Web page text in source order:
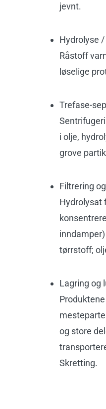
jevnt.
Hydrolyse
Råstoff
løselige
Trefase-
i olje,
grove
Filtrering
Hydrolysat
tørrstoff;
Lagring og
og store
Skretting.